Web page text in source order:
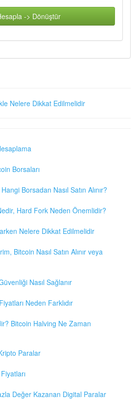
-> Dönüştür
Nelere Dikkat Edilmelidir
Borsaları
Borsadan Nasıl Satın Alınır?
Hard Fork Neden Önemlidir?
Nelere Dikkat Edilmelidir
Bitcoin Nasıl Satın Alınır veya
Nasıl Sağlanır
Neden Farklıdır
Bitcoin Halving Ne Zaman
Paralar
Değer Kazanan Digital Paralar